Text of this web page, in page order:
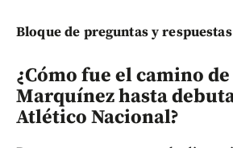
Bloque de preguntas y
¿Cómo fue el camino
Marquínez hasta
Atlético Nacional?